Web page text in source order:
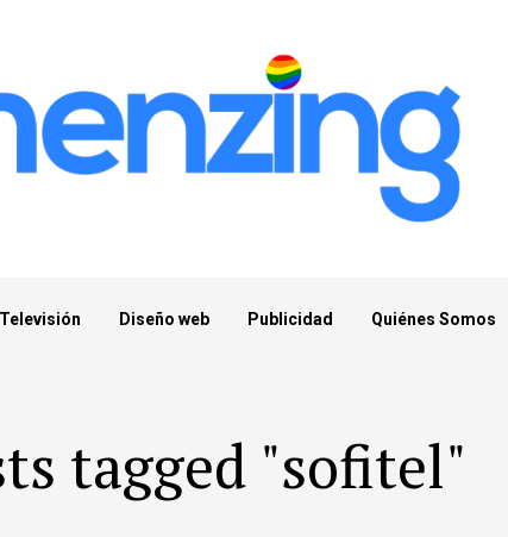
Televisión Diseño web Publicidad Quiénes Somos
tagged "sofitel"